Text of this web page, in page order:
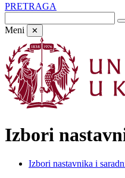
PRETRAGA
Meni ✕
Izbori
Izbori nastavnika i